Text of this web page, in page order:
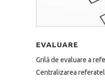
EVALUARE
Grilă de evaluare a
Centralizarea